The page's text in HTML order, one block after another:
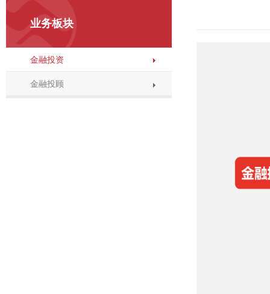
业务板块
金融投资
金融投顾